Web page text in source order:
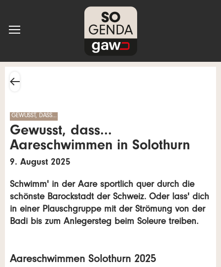
GEWUSST, DASS…
Gewusst, dass...
Aareschwimmen in Solothurn
9. August 2025
Schwimm' in der Aare sportlich quer durch die
schönste Barockstadt der Schweiz. Oder lass' dich
in einer Plauschgruppe mit der Strömung von der
Badi bis zum Anlegersteg beim Soleure treiben.
Aareschwimmen Solothurn 2025